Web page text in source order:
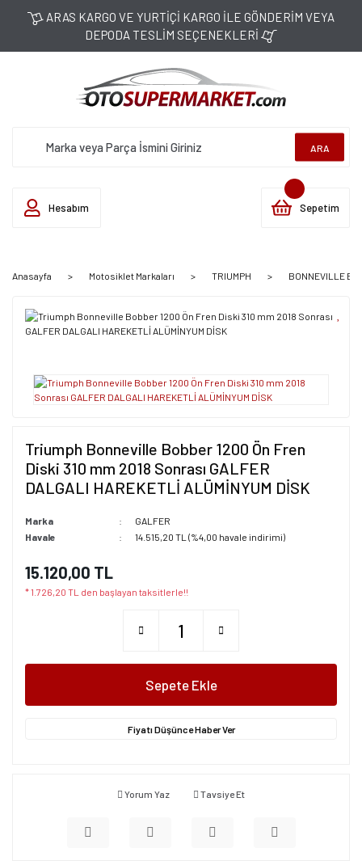
ARAS KARGO VE YURTİÇİ KARGO İLE GÖNDERİM VEYA
DEPODA TESLİM SEÇENEKLERİ
ARA
Hesabım Sepetim
Anasayfa Motosiklet Markaları TRIUMPH BONNEVILLE
Triumph Bonneville Bobber 1200 Ön Fren
Diski 310 mm 2018 Sonrası GALFER
DALGALI HAREKETLİ ALÜMİNYUM DİSK
Marka
GALFER
Havale
14.515,20 TL (%4,00 havale indirimi)
15.120,00 TL
* 1.726,20 TL den başlayan taksitlerle!!
Sepete Ekle
Fiyatı Düşünce Haber Ver
Yorum Yaz Tavsiye Et